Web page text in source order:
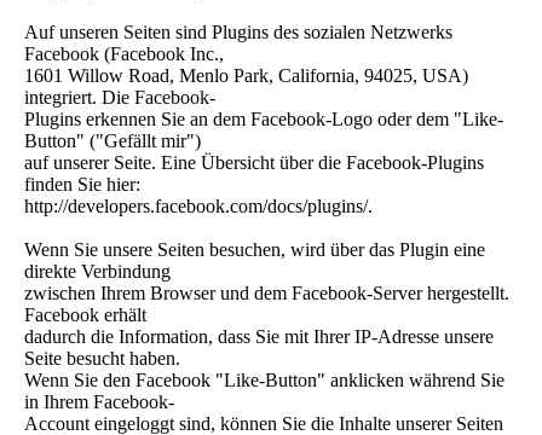
Auf unseren Seiten sind Plugins des sozialen Netzwerks
Facebook (Facebook Inc.,
1601 Willow Road, Menlo Park, California, 94025, USA)
integriert. Die Facebook-
Plugins erkennen Sie an dem Facebook-Logo oder dem "Like-
Button" ("Gefällt mir")
auf unserer Seite. Eine Übersicht über die Facebook-Plugins
finden Sie hier:
http://developers.facebook.com/docs/plugins/.
Wenn Sie unsere Seiten besuchen, wird über das Plugin eine
direkte Verbindung
zwischen Ihrem Browser und dem Facebook-Server hergestellt.
Facebook erhält
dadurch die Information, dass Sie mit Ihrer IP-Adresse unsere
Seite besucht haben.
Wenn Sie den Facebook "Like-Button" anklicken während Sie
in Ihrem Facebook-
Account eingeloggt sind, können Sie die Inhalte unserer Seiten